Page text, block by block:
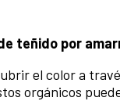
teñido por
el color a
orgánicos